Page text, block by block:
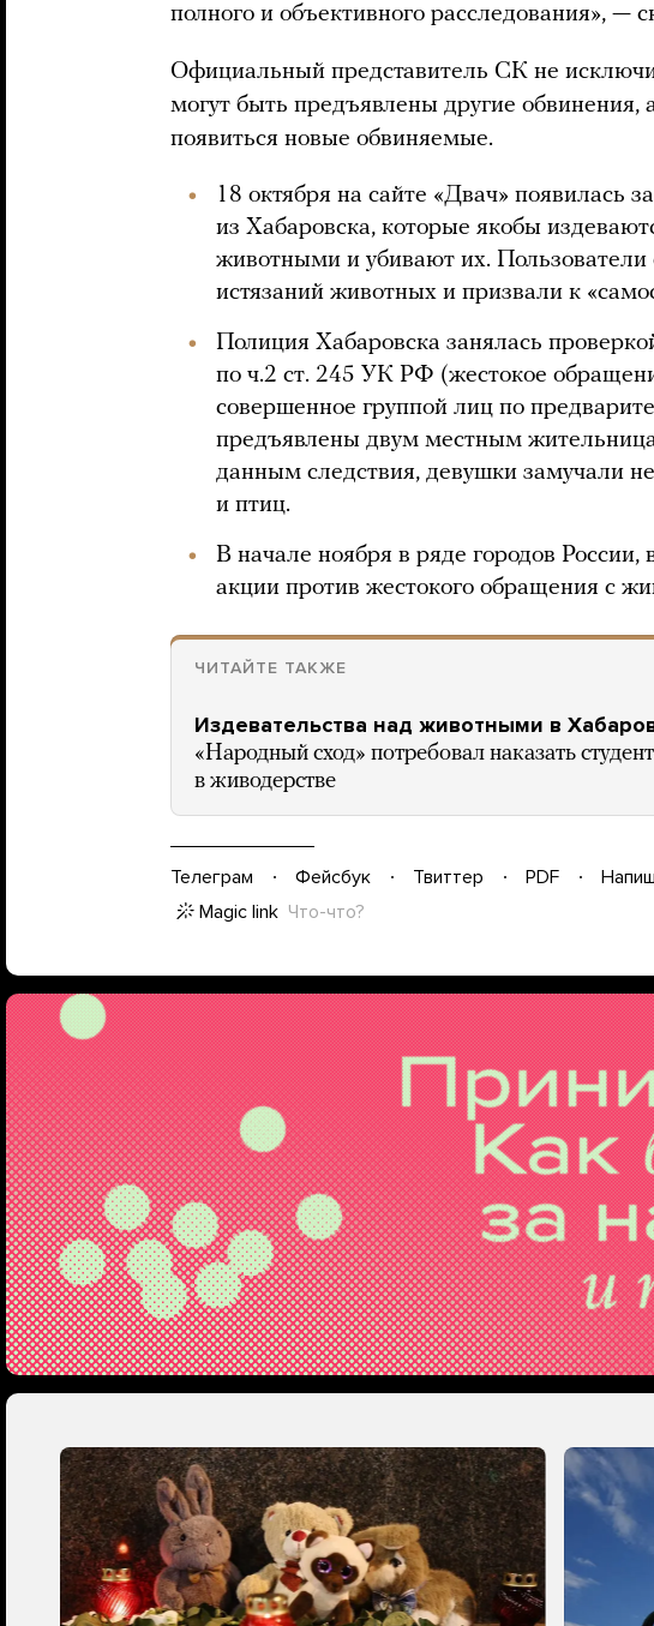
полного и объективного расследования», —
Официальный представитель СК не
могут быть предъявлены другие обвинения,
появиться новые обвиняемые.
18 октября на сайте «Двач» появилась
из Хабаровска, которые якобы
животными и убивают их. Пользователи
истязаний животных и призвали к
Полиция Хабаровска занялась
по ч.2 ст. 245 УК РФ (жестокое
совершенное группой лиц по
предъявлены двум местным
данным следствия, девушки замучали
и птиц.
В начале ноября в ряде городов
акции против жестокого обращения с
ЧИТАЙТЕ ТАКЖЕ
Издевательства над животными в
«Народный сход» потребовал наказать
в живодерстве
Телеграм Фейсбук Твиттер PDF
Magic link Что-что?